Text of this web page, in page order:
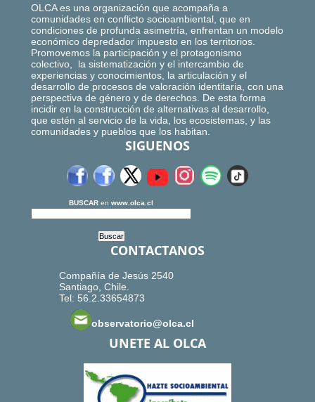
OLCA es una organización que acompaña a
comunidades en conflicto socioambiental, que en
condiciones de profunda asimetría, enfrentan un modelo
económico depredador impuesto en los territorios.
Promovemos la participación y el protagonismo
colectivo, la sistematización y el intercambio de
experiencias y conocimientos, la articulación y el
desarrollo de procesos de valoración identitaria, con una
perspectiva de género y de derechos. De esta forma
incidir en la construcción de alternativas al desarrollo,
que estén al servicio de la vida, los ecosistemas, y las
comunidades y pueblos que los habitan.
SIGUENOS
BUSCAR en www.olca.cl
CONTACTANOS
Compañía de Jesús 2540
Santiago, Chile.
Tel: 56.2.33654873
observatorio@olca.cl
UNETE AL OLCA